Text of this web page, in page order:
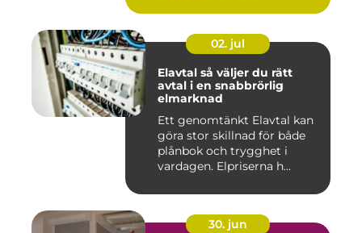
02. jul
Elavtal så väljer du rätt
avtal i en snabbrörlig
elmarknad
Ett genomtänkt Elavtal kan
göra stor skillnad för både
plånbok och trygghet i
vardagen. Elpriserna h...
30. jun